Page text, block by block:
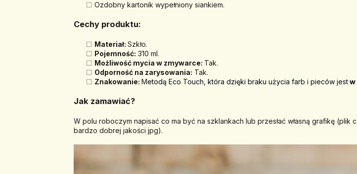
Ozdobny kartonik wypełniony siankiem.
Cechy produktu:
Materiał: Szkło.
Pojemność: 310 ml.
Możliwość mycia w zmywarce: Tak.
Odporność na zarysowania: Tak.
Znakowanie: Metodą Eco Touch, która dzięki braku użycia farb i pieców jest w
Jak zamawiać?
W polu roboczym napisać co ma być na szklankach lub przesłać własną grafikę
bardzo dobrej jakości jpg).